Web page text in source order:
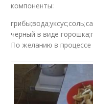
компоненты:
черный в виде
По желанию в процессе